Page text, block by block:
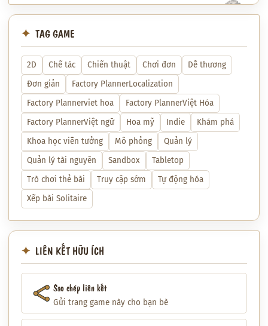
TAG GAME
2D Chế tác Chiến thuật Chơi đơn
Dễ thương
Đơn giản
Factory PlannerLocalization
Factory Plannerviet hoa
Factory PlannerViệt Hóa
Factory PlannerViệt ngữ
Hoa mỹ Indie
Khám phá
Khoa học viễn tưởng
Mô phỏng
Quản lý
Quản lý tài nguyên
Sandbox
Tabletop
Trò chơi thẻ bài
Truy cập sớm
Tự động hóa
Xếp bài Solitaire
LIÊN KẾT HỮU ÍCH
Sao chép liên kết
Gửi trang game này cho bạn bè